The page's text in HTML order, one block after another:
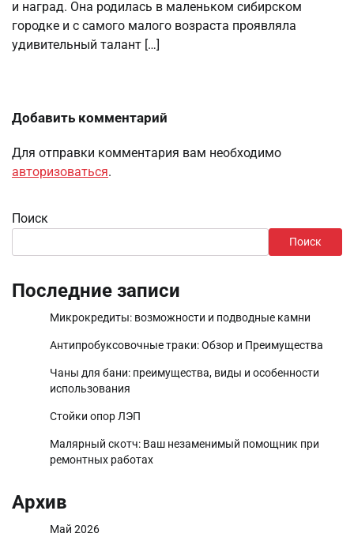
и наград. Она родилась в маленьком сибирском
городке и с самого малого возраста проявляла
удивительный талант […]
Добавить комментарий
Для отправки комментария вам необходимо
авторизоваться.
Поиск
Поиск
Последние записи
Микрокредиты: возможности и подводные камни
Антипробуксовочные траки: Обзор и Преимущества
Чаны для бани: преимущества, виды и особенности
использования
Стойки опор ЛЭП
Малярный скотч: Ваш незаменимый помощник при
ремонтных работах
Архив
Май 2026